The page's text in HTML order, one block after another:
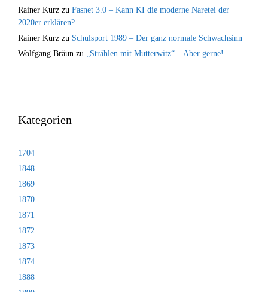
Rainer Kurz zu Fasnet 3.0 – Kann KI die moderne Naretei der
2020er erklären?
Rainer Kurz zu Schulsport 1989 – Der ganz normale Schwachsinn
Wolfgang Bräun zu „Strählen mit Mutterwitz“ – Aber gerne!
Kategorien
1704
1848
1869
1870
1871
1872
1873
1874
1888